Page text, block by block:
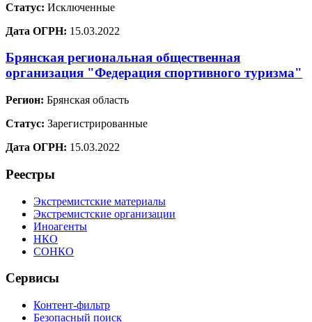
Статус: Исключенные
Дата ОГРН: 15.03.2022
Брянская региональная общественная
организация "Федерация спортивного туризма"
Регион: Брянская область
Статус: Зарегистрированные
Дата ОГРН: 15.03.2022
Реестры
Экстремистские материалы
Экстремистские организации
Иноагенты
НКО
СОНКО
Сервисы
Контент-фильтр
Безопасный поиск